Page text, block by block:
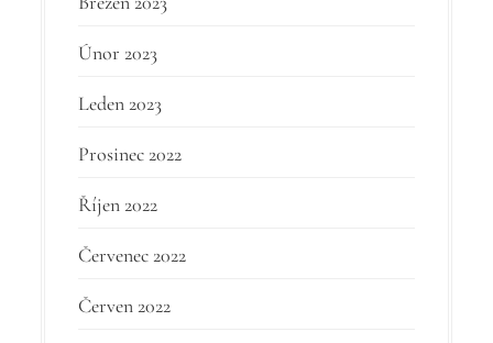
Únor 2023
Leden 2023
Prosinec 2022
Říjen 2022
Červenec 2022
Červen 2022